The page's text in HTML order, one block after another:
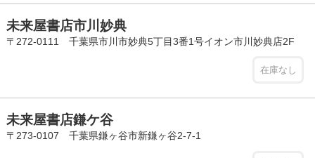
未来屋書店市川妙典
〒272-0111 千葉県市川市妙典5丁目3番1号イオン市川妙典店2F
在庫なし
未来屋書店鎌ケ谷
〒273-0107 千葉県鎌ヶ谷市新鎌ヶ谷2-7-1